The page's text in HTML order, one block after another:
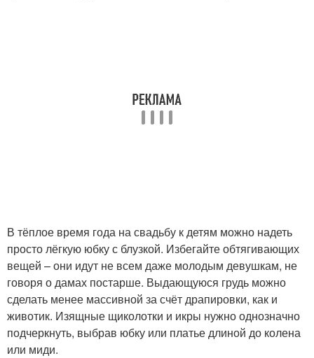
В тёплое время года на свадьбу к детям можно надеть
просто лёгкую юбку с блузкой. Избегайте обтягивающих
вещей – они идут не всем даже молодым девушкам, не
говоря о дамах постарше. Выдающуюся грудь можно
сделать менее массивной за счёт драпировки, как и
животик. Изящные щиколотки и икры нужно однозначно
подчеркнуть, выбрав юбку или платье длиной до колена
или миди.